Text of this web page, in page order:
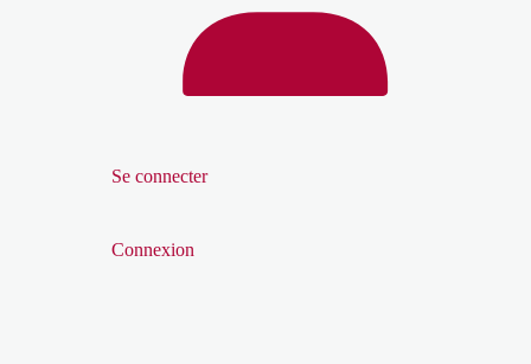
Se connecter
Connexion